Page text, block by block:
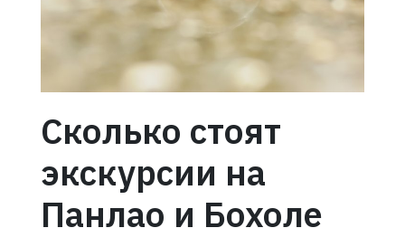
Сколько стоят
экскурсии на
Панлао и Бохоле